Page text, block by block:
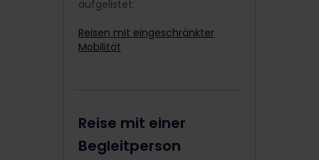
aufgelistet:
Reisen mit eingeschränkter
Mobilität
Reise mit einer
Begleitperson